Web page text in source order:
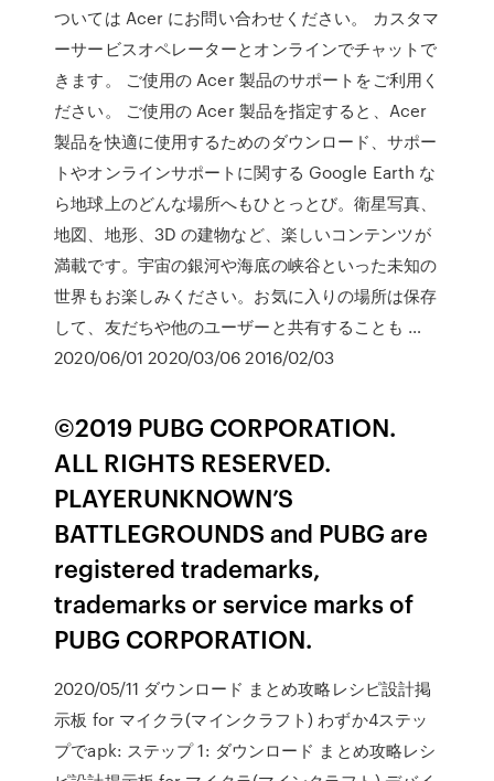
ついては Acer にお問い合わせください。 カスタマ
ーサービスオペレーターとオンラインでチャットで
きます。 ご使用の Acer 製品のサポートをご利用く
ださい。 ご使用の Acer 製品を指定すると、Acer
製品を快適に使用するためのダウンロード、サポー
トやオンラインサポートに関する Google Earth な
ら地球上のどんな場所へもひとっとび。衛星写真、
地図、地形、3D の建物など、楽しいコンテンツが
満載です。宇宙の銀河や海底の峡谷といった未知の
世界もお楽しみください。お気に入りの場所は保存
して、友だちや他のユーザーと共有することも …
2020/06/01 2020/03/06 2016/02/03
©2019 PUBG CORPORATION.
ALL RIGHTS RESERVED.
PLAYERUNKNOWN’S
BATTLEGROUNDS and PUBG are
registered trademarks,
trademarks or service marks of
PUBG CORPORATION.
2020/05/11 ダウンロード まとめ攻略レシピ設計掲
示板 for マイクラ(マインクラフト) わずか4ステッ
プでapk: ステップ 1: ダウンロード まとめ攻略レシ